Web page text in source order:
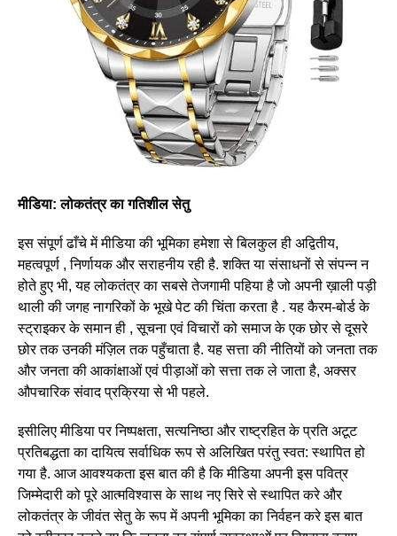
मीडिया: लोकतंत्र का गतिशील सेतु
इस संपूर्ण ढाँचे में मीडिया की भूमिका हमेशा से बिलकुल ही अद्वितीय,
महत्वपूर्ण , निर्णायक और सराहनीय रही है. शक्ति या संसाधनों से संपन्न न
होते हुए भी, यह लोकतंत्र का सबसे तेजगामी पहिया है जो अपनी ख़ाली पड़ी
थाली की जगह नागरिकों के भूखे पेट की चिंता करता है . यह कैरम-बोर्ड के
स्ट्राइकर के समान ही , सूचना एवं विचारों को समाज के एक छोर से दूसरे
छोर तक उनकी मंज़िल तक पहुँचाता है. यह सत्ता की नीतियों को जनता तक
और जनता की आकांक्षाओं एवं पीड़ाओं को सत्ता तक ले जाता है, अक्सर
औपचारिक संवाद प्रक्रिया से भी पहले.
इसीलिए मीडिया पर निष्पक्षता, सत्यनिष्ठा और राष्ट्रहित के प्रति अटूट
प्रतिबद्धता का दायित्व सर्वाधिक रूप से अलिखित परंतु स्वत: स्थापित हो
गया है. आज आवश्यकता इस बात की है कि मीडिया अपनी इस पवित्र
जिम्मेदारी को पूरे आत्मविश्वास के साथ नए सिरे से स्थापित करे और
लोकतंत्र के जीवंत सेतु के रूप में अपनी भूमिका का निर्वहन करे इस बात